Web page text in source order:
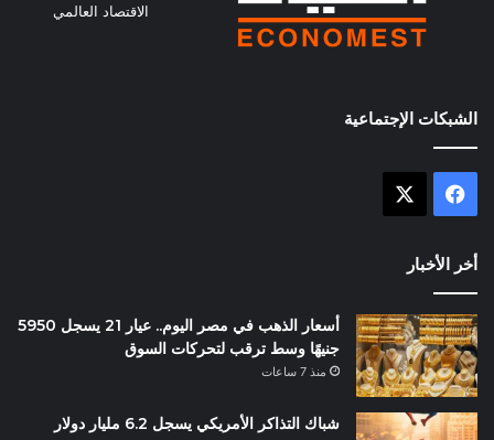
الاقتصاد العالمي
الشبكات الإجتماعية
فيسبوك
أخر الأخبار
أسعار الذهب في مصر اليوم.. عيار 21 يسجل 5950
جنيهًا وسط ترقب لتحركات السوق
منذ 7 ساعات
شباك التذاكر الأمريكي يسجل 6.2 مليار دولار